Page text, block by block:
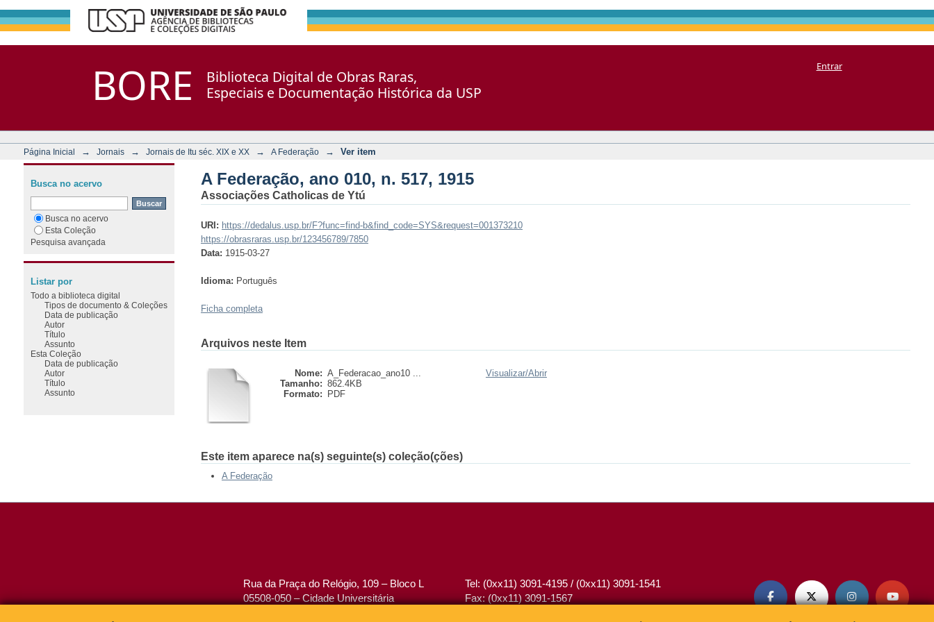
BORE
Biblioteca Digital de Obras Raras,
Especiais e Documentação Histórica da USP
Entrar
Página Inicial → Jornais → Jornais de Itu séc. XIX e XX → A Federação → Ver item
A Federação, ano 010, n. 517, 1915
Associações Catholicas de Ytú
URI: https://dedalus.usp.br/F?func=find-b&find_code=SYS&request=001373210
https://obrasraras.usp.br/123456789/7850
Data: 1915-03-27
Idioma: Português
Ficha completa
Arquivos neste Item
Nome: A_Federacao_ano10 ...
Tamanho: 862.4KB
Formato:
PDF
Visualizar/Abrir
Este item aparece na(s) seguinte(s) coleção(ções)
A Federação
Busca no acervo
Busca no acervo
Esta Coleção
Pesquisa avançada
Listar por
Todo a biblioteca digital
Tipos de documento & Coleções
Data de publicação
Autor
Título
Assunto
Esta Coleção
Data de publicação
Autor
Título
Assunto
Rua da Praça do Relógio, 109 – Bloco L
05508-050 – Cidade Universitária
Tel: (0xx11) 3091-4195 / (0xx11) 3091-1541
Fax: (0xx11) 3091-1567
   